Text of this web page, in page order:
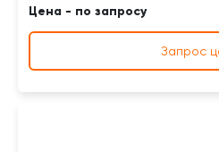
Цена - по запросу
Запрос